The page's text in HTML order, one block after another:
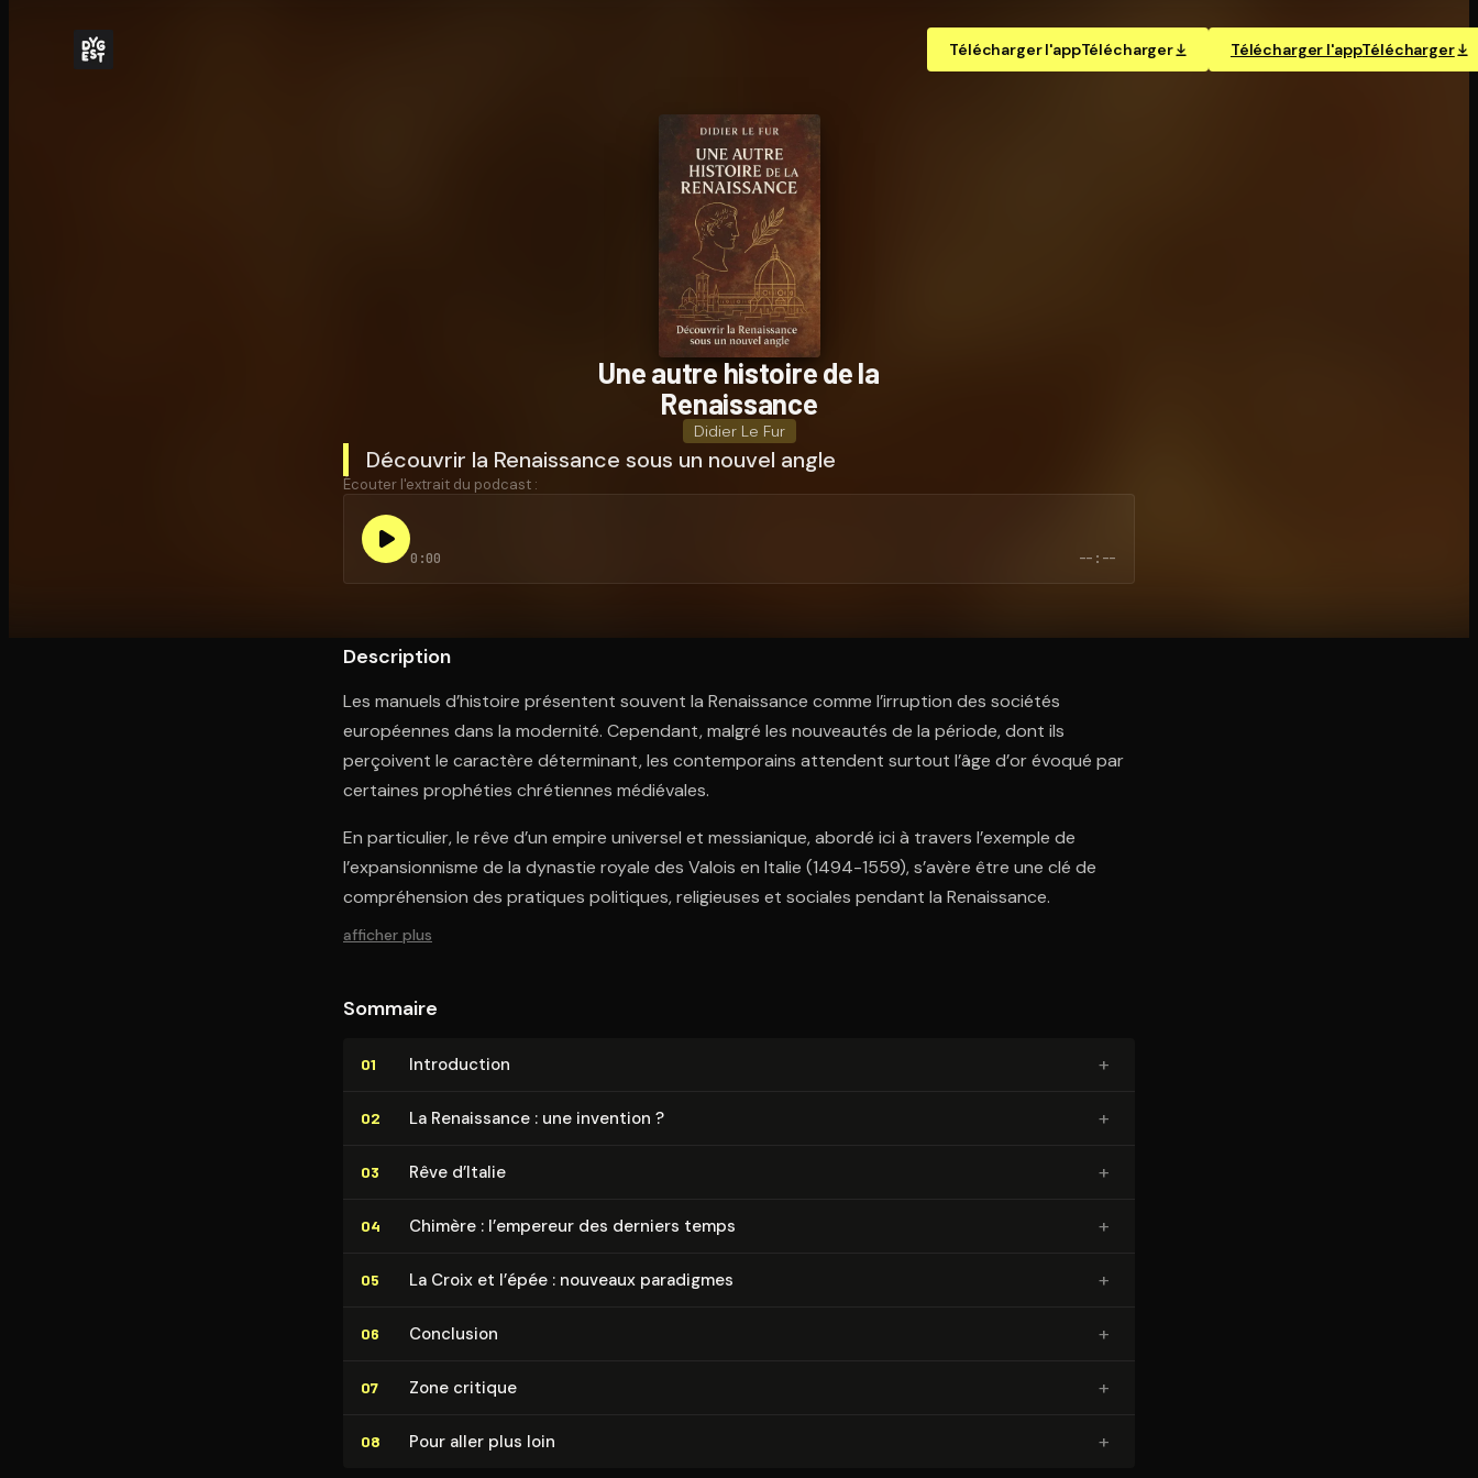
Télécharger l'appTélécharger Télécharger l'appTélécharger
Une autre histoire de la
Renaissance
Didier Le Fur
Découvrir la Renaissance sous un nouvel angle
Écouter l'extrait du podcast :
0:00 --:--
Description
Les manuels d’histoire présentent souvent la Renaissance comme l’irruption des sociétés
européennes dans la modernité. Cependant, malgré les nouveautés de la période, dont ils
perçoivent le caractère déterminant, les contemporains attendent surtout l’âge d’or évoqué par
certaines prophéties chrétiennes médiévales.
En particulier, le rêve d’un empire universel et messianique, abordé ici à travers l’exemple de
l’expansionnisme de la dynastie royale des Valois en Italie (1494-1559), s’avère être une clé de
compréhension des pratiques politiques, religieuses et sociales pendant la Renaissance.
afficher plus
Sommaire
01 In­tro­duc­tion +
02 La Renaissance : une invention ? +
03 Rêve d’Italie +
04 Chimère : l’empereur des derniers temps +
05 La Croix et l’épée : nouveaux paradigmes +
06 Conclusion +
07 Zone critique +
08 Pour aller plus loin +